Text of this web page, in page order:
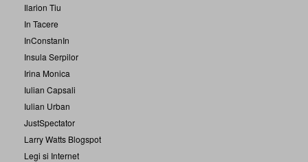
Ilarion Tiu
In Tacere
InConstanIn
Insula Serpilor
Irina Monica
Iulian Capsali
Iulian Urban
JustSpectator
Larry Watts Blogspot
Legi si Internet